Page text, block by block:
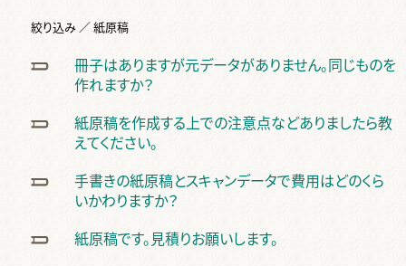
2段組 ,
画像 , 絵 ,
タイトル ,白紙 ,カラー ,オリジナル ,色 ,オンデマンド ,
オフセット ,金 ,特色 ,
無線綴じ ,
中綴じ , ハードカバー , ノド , ページ数 ,
左綴じ ,まとめて ,くるみ製本 , 手製本 ,PP , カバー ,
帯 ,
スリップ ,領収書 ,納品書 ,Paid ,後払い ,費用 ,納品 , 出荷 ,
コース , 停止中 , 伝票 ,送り主 ,
ダウンロード , 国会図書館 ,ケース入り ,
絞り込み ／ 紙原稿
冊子はありますが元データがありません。同じものを
作れますか？
紙原稿を作成する上での注意点などありましたら教
えてください。
手書きの紙原稿とスキャンデータで費用はどのくら
いかわりますか？
紙原稿です。見積りお願いします。